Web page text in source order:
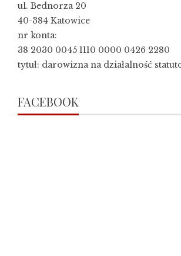
ul. Bednorza 20
40-384 Katowice
nr konta:
38 2030 0045 1110 0000 0426 2280
tytuł: darowizna na działalność
FACEBOOK